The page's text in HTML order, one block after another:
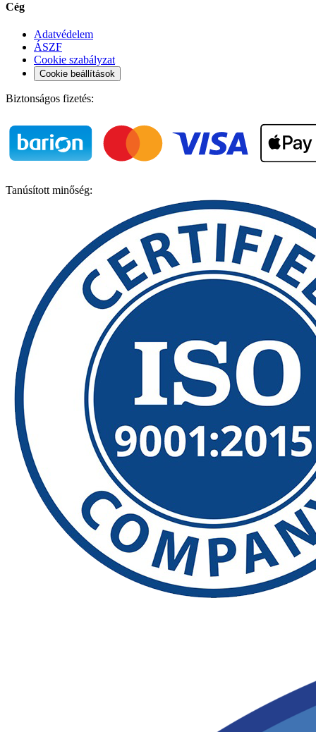
Cég
Adatvédelem
ÁSZF
Cookie szabályzat
Cookie beállítások
Biztonságos fizetés:
Tanúsított minőség: